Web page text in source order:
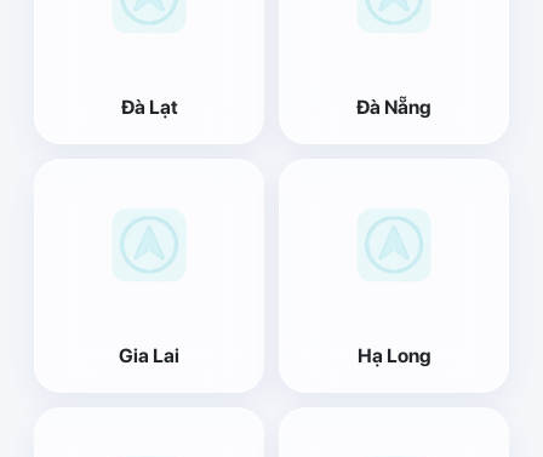
Đà Lạt Đà Nẵng
Gia Lai Hạ Long